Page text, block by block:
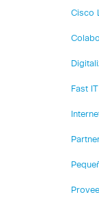
Cisco
Fast IT